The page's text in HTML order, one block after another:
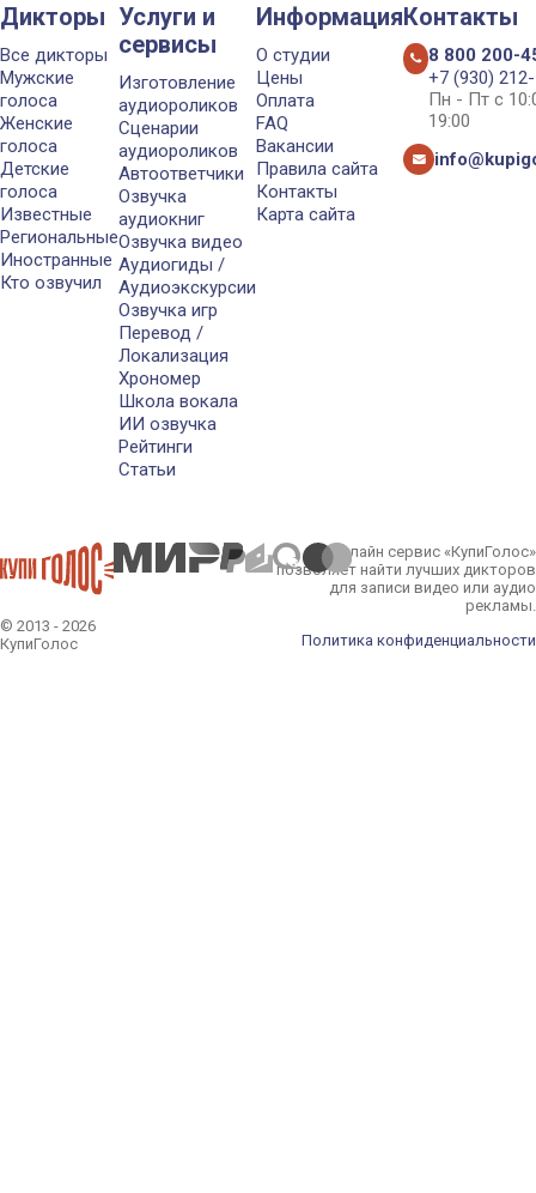
Дикторы
Все дикторы
Мужские
голоса
Женские
голоса
Детские
голоса
Известные
Региональные
Иностранные
Кто озвучил
Услуги и
сервисы
Изготовление
аудиороликов
Сценарии
аудиороликов
Автоответчики
Озвучка
аудиокниг
Озвучка видео
Аудиогиды /
Аудиоэкскурсии
Озвучка игр
Перевод /
Локализация
Хрономер
Школа вокала
ИИ озвучка
Рейтинги
Статьи
Информация
О студии
Цены
Оплата
FAQ
Вакансии
Правила сайта
Контакты
Карта сайта
Контакты
8 800 200-
+7 (930)
Пн - Пт с
19:00
© 2013 - 2026
КупиГолос
Онлайн сервис «КупиГолос»
позволяет найти лучших дикторов
для записи видео или аудио
рекламы.
Политика конфиденциальности